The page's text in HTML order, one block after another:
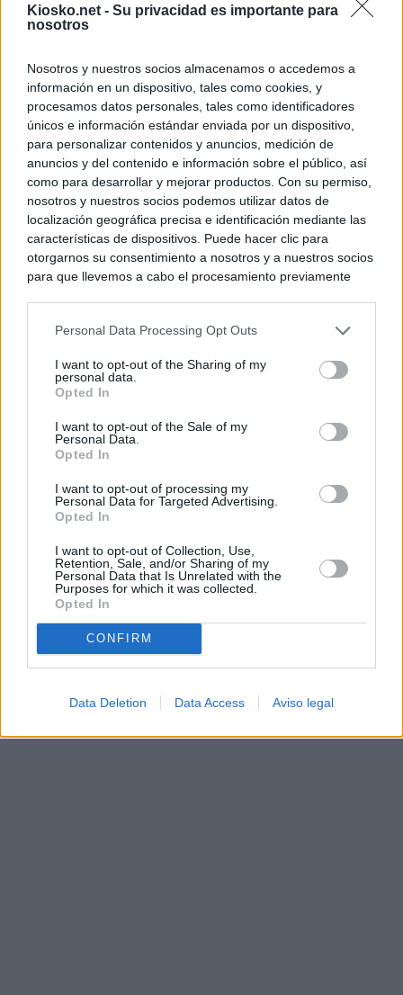
Kiosko.net - Su privacidad es importante para
nosotros
Nosotros y nuestros socios almacenamos o accedemos a
información en un dispositivo, tales como cookies, y
procesamos datos personales, tales como identificadores
únicos e información estándar enviada por un dispositivo,
para personalizar contenidos y anuncios, medición de
anuncios y del contenido e información sobre el público, así
como para desarrollar y mejorar productos. Con su permiso,
nosotros y nuestros socios podemos utilizar datos de
localización geográfica precisa e identificación mediante las
características de dispositivos. Puede hacer clic para
otorgarnos su consentimiento a nosotros y a nuestros socios
para que llevemos a cabo el procesamiento previamente
negar su consentimiento. Tenga en cuenta que algún
de su consentimiento, pero usted tiene el derecho de
rechazar tal procesamiento. Sus preferencias se aplicarán
cualquier momento entrando de nuevo en este sitio web o
visitando nuestra política de privacidad.
Personal Data Processing Opt Outs
I want to opt-out of the Sharing of my
personal data.
Opted In
I want to opt-out of the Sale of my
Personal Data.
Opted In
I want to opt-out of processing my
Personal Data for Targeted Advertising.
Opted In
I want to opt-out of Collection, Use,
Retention, Sale, and/or Sharing of my
Personal Data that Is Unrelated with the
Purposes for which it was collected.
Opted In
CONFIRM
Data Deletion Data Access Aviso legal